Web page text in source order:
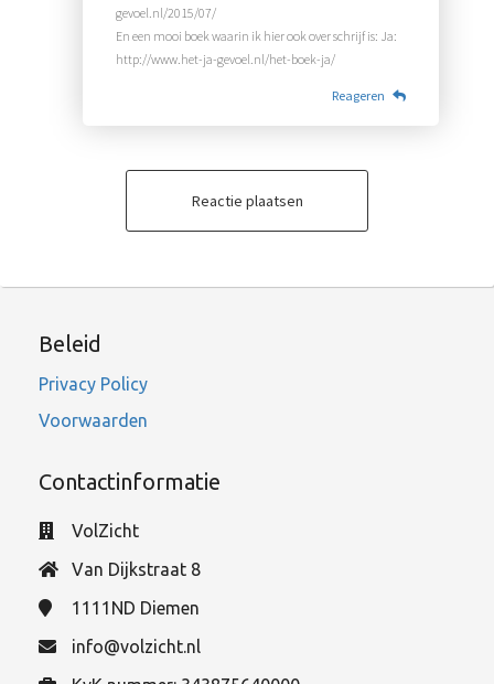
gevoel.nl/2015/07/
En een mooi boek waarin ik hier ook over schrijf is: Ja:
http://www.het-ja-gevoel.nl/het-boek-ja/
Reageren
Reactie plaatsen
Beleid
Privacy Policy
Voorwaarden
Contactinformatie
VolZicht
Van Dijkstraat 8
1111ND Diemen
info@volzicht.nl